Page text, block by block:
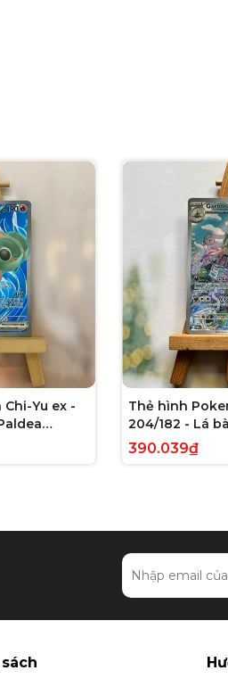
Yu ex -
Rare
Thẻ hình
204/182 - Lá
Illustration
390.039₫